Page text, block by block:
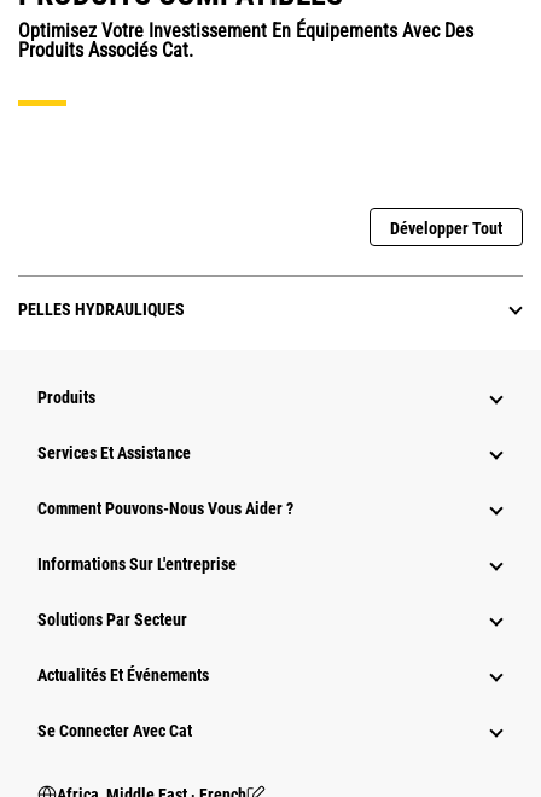
Optimisez Votre Investissement En Équipements Avec Des
Produits Associés Cat.
Développer Tout
PELLES HYDRAULIQUES
Produits
Services Et Assistance
Comment Pouvons-Nous Vous Aider ?
Informations Sur L'entreprise
Solutions Par Secteur
Actualités Et Événements
Se Connecter Avec Cat